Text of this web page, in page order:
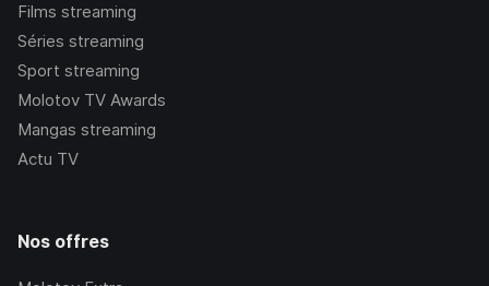
Films streaming
Séries streaming
Sport streaming
Molotov TV Awards
Mangas streaming
Actu TV
Nos offres